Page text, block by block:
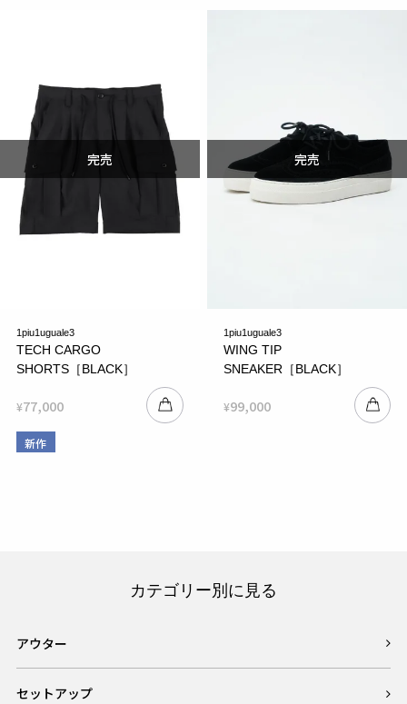
1piu1uguale3
TECH CARGO
SHORTS［BLACK］
¥77,000
新作
1piu1uguale3
WING TIP
SNEAKER［BLACK］
¥99,000
カテゴリー別に見る
アウター
セットアップ